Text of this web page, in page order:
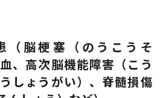
（脳梗塞（のうこうそ
、高次脳機能障害（こう
しょうがい）、脊髄損傷